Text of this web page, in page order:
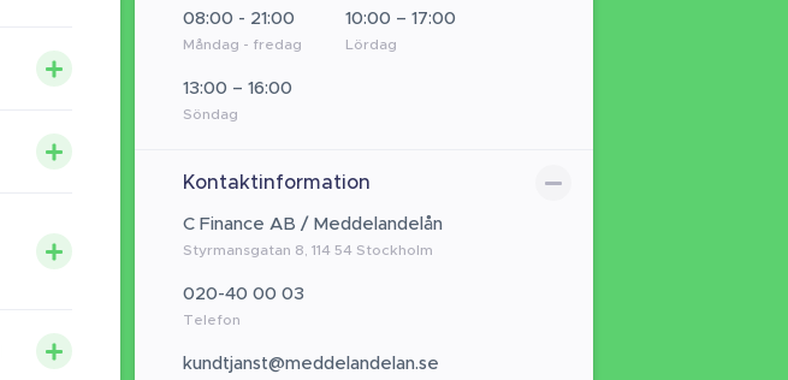
08:00 - 21:00
Måndag - fredag
10:00 – 17:00
Lördag
13:00 – 16:00
Söndag
Kontaktinformation
C Finance AB / Meddelandelån
Styrmansgatan 8, 114 54 Stockholm
020-40 00 03
Telefon
kundtjanst@meddelandelan.se